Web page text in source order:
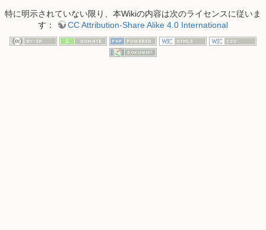
特に明示されていない限り、本Wikiの内容は次のライセンスに従いま
す：
CC Attribution-Share Alike 4.0 International